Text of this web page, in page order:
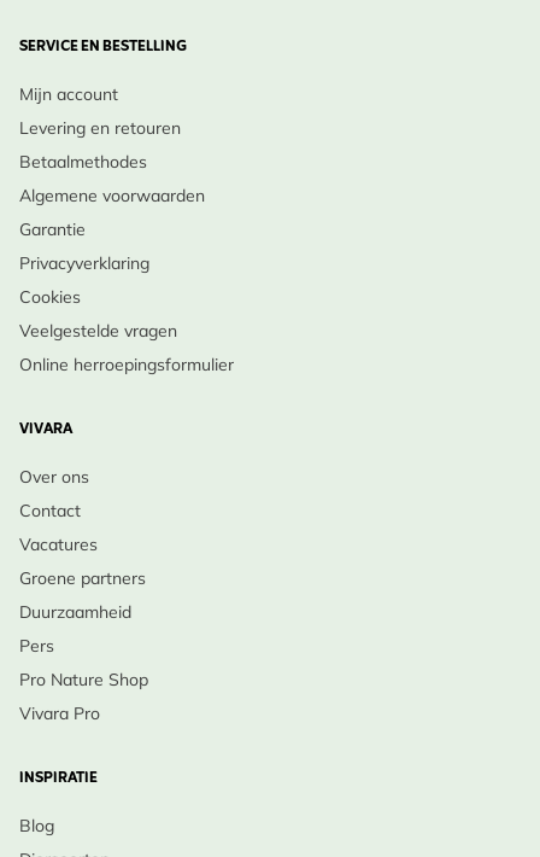
SERVICE EN BESTELLING
Mijn account
Levering en retouren
Betaalmethodes
Algemene voorwaarden
Garantie
Privacyverklaring
Cookies
Veelgestelde vragen
Online herroepingsformulier
VIVARA
Over ons
Contact
Vacatures
Groene partners
Duurzaamheid
Pers
Pro Nature Shop
Vivara Pro
INSPIRATIE
Blog